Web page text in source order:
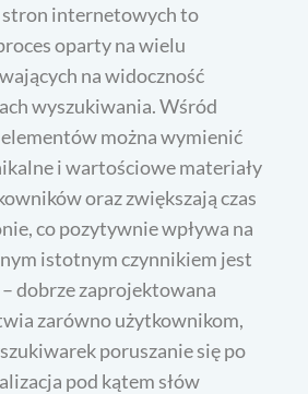
internetowych to
oparty na wielu
na widoczność
wyszukiwania. Wśród
można wymienić
i wartościowe materiały
oraz zwiększają czas
co pozytywnie wpływa na
istotnym czynnikiem jest
dobrze zaprojektowana
zarówno użytkownikom,
poruszanie się po
pod kątem słów